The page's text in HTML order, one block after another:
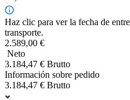
Haz clic para ver la fecha de
transporte.
2.589,00 €
Neto
3.184,47 € Brutto
Información sobre pedido
3.184,47 € Brutto